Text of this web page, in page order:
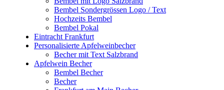
Bembel Sondergrössen Logo / Text
Hochzeits Bembel
Bembel Pokal
Eintracht Frankfurt
Personalisierte Apfelweinbecher
Becher mit Text Salzbrand
Apfelwein Becher
Bembel Becher
Becher